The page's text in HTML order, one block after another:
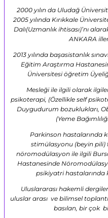
2000 yılın da Uludağ
2005 yılında Kırıkkale
Dalı(Uzmanlık ihtisası)’nı
ANKARA
2013 yılında başasistanlık
Eğitim Araştırma
Üniversitesi öğretim
Mesleği ile ilgili olarak
psikoterapi, (Özellikle self
Duygudurum bozuklukları,
(Yeme
Parkinson hastalarında
stimülasyonu (beyin pili)
nöromodülasyon ile ilgili
Hastanesinde
psikiyatri hastalarında
Uluslararası hakemli
uluslar arası ve bilimsel
basılan, bir çok